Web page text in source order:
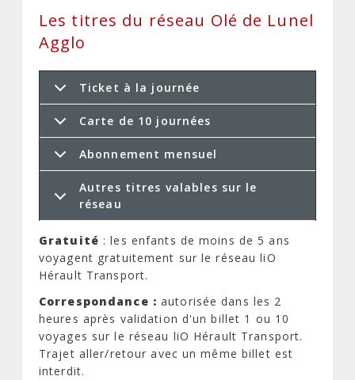
Les titres du réseau Olé de Lunel
Agglo
Ticket à la journée
Carte de 10 journées
Abonnement mensuel
Autres titres valables sur le
réseau
Gratuité : les enfants de moins de 5 ans
voyagent gratuitement sur le réseau liO
Hérault Transport.
Correspondance : autorisée dans les 2
heures après validation d'un billet 1 ou 10
voyages sur le réseau liO Hérault Transport.
Trajet aller/retour avec un même billet est
interdit.